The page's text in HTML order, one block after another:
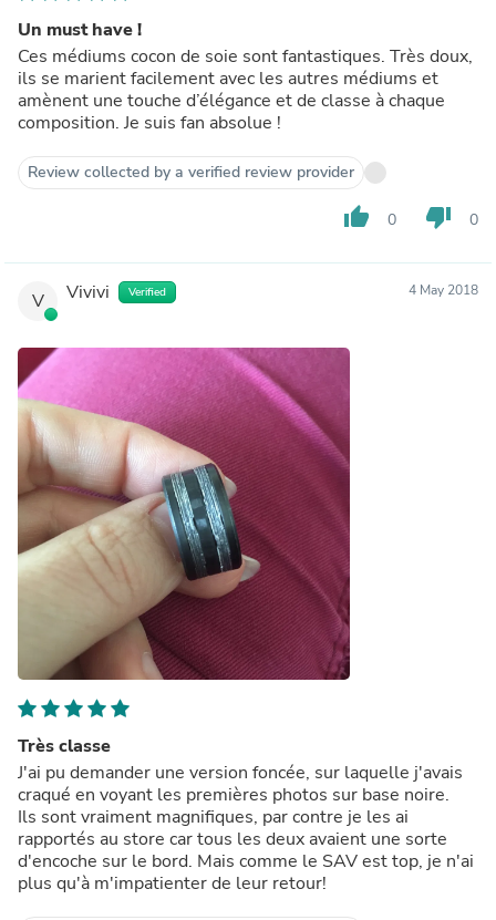
Un must have !
Ces médiums cocon de soie sont fantastiques. Très doux,
ils se marient facilement avec les autres médiums et
amènent une touche d’élégance et de classe à chaque
composition. Je suis fan absolue !
Review collected by a verified review provider
thumb_up 0 thumb_down 0
V Vivivi Verified 4 May 2018
Très classe
J'ai pu demander une version foncée, sur laquelle j'avais
craqué en voyant les premières photos sur base noire.
Ils sont vraiment magnifiques, par contre je les ai
rapportés au store car tous les deux avaient une sorte
d'encoche sur le bord. Mais comme le SAV est top, je n'ai
plus qu'à m'impatienter de leur retour!